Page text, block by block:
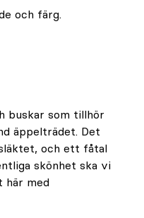
och färg.
buskar som tillhör
äppelträdet. Det
och ett fåtal
skönhet ska vi
här med